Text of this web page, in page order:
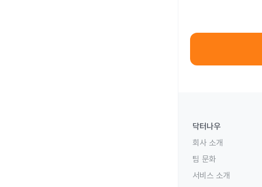
닥터나우
회사 소개
팀 문화
서비스 소개